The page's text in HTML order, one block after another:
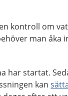
kontroll om
man åka
har startat.
kan